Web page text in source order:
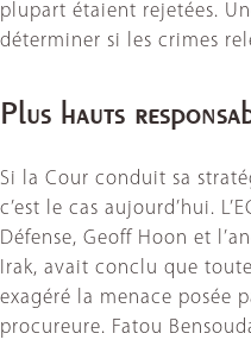
plupart étaient rejetées.
déterminer si les crimes
Plus hauts
Si la Cour conduit sa
c’est le cas aujourd’hui.
Défense, Geoff Hoon et
Irak, avait conclu que
exagéré la menace posée
procureure. Fatou